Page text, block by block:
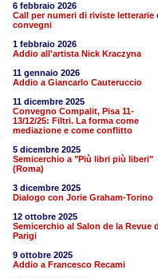
6 febbraio 2026
Call per numeri di riviste letterarie
convegni
1 febbraio 2026
Addio all'artista Nick Kraczyna
11 gennaio 2026
Addio a Giancarlo Cauteruccio
11 dicembre 2025
Convegno Compalit, Pisa 11-
13/12/25: Filtri. La forma come
mediazione e come conflitto
5 dicembre 2025
Semicerchio a "Più libri più liberi"
(Roma)
3 dicembre 2025
Dialogo con Jorie Graham-Torino
12 ottobre 2025
Semicerchio al Salon de la Revue
Parigi
9 ottobre 2025
Addio a Francesco Recami